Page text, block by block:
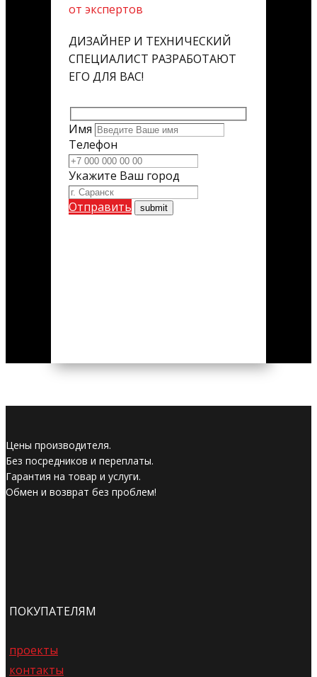
от экспертов
ДИЗАЙНЕР И ТЕХНИЧЕСКИЙ
СПЕЦИАЛИСТ РАЗРАБОТАЮТ
ЕГО ДЛЯ ВАС!
Имя
Телефон
Укажите Ваш город
Отправить
Цены производителя.
Без посредников и переплаты.
Гарантия на товар и услуги.
Обмен и возврат без проблем!
ПОКУПАТЕЛЯМ
проекты
контакты